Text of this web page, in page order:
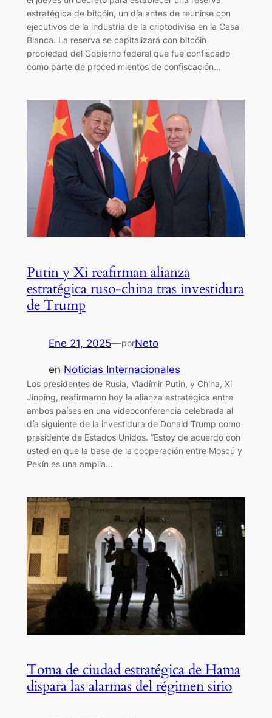
estratégica de bitcóin, un día antes de reunirse con
ejecutivos de la industria de la criptodivisa en la Casa
Blanca. La reserva se capitalizará con bitcóin
propiedad del Gobierno federal que fue confiscado
como parte de procedimientos de confiscación…
Putin y Xi reafirman alianza
estratégica ruso-china tras investidura
de Trump
Ene 21, 2025—porNeto
en Noticias Internacionales
Los presidentes de Rusia, Vladímir Putin, y China, Xi
Jinping, reafirmaron hoy la alianza estratégica entre
ambos países en una videoconferencia celebrada al
día siguiente de la investidura de Donald Trump como
presidente de Estados Unidos. “Estoy de acuerdo con
usted en que la base de la cooperación entre Moscú y
Pekín es una amplia…
Toma de ciudad estratégica de Hama
dispara las alarmas del régimen sirio